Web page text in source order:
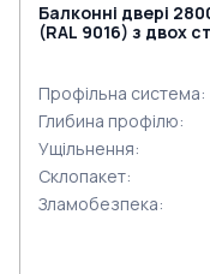
Балконні двері
(RAL 9016) з двох
Профільна система:
Глибина профілю:
Ущільнення:
Склопакет:
Зламобезпека: